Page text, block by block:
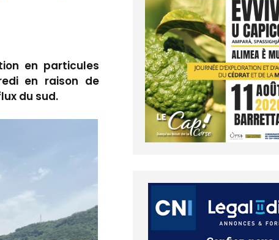
en particules
en raison de
du sud.